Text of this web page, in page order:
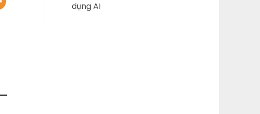
dụng AI